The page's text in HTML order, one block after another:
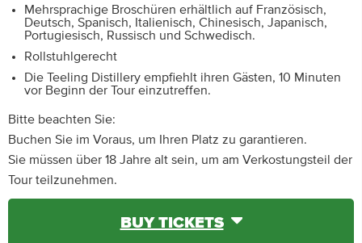
Mehrsprachige Broschüren erhältlich auf Französisch,
Deutsch, Spanisch, Italienisch, Chinesisch, Japanisch,
Portugiesisch, Russisch und Schwedisch.
Rollstuhlgerecht
Die Teeling Distillery empfiehlt ihren Gästen, 10 Minuten
vor Beginn der Tour einzutreffen.
Bitte beachten Sie:
Buchen Sie im Voraus, um Ihren Platz zu garantieren.
Sie müssen über 18 Jahre alt sein, um am Verkostungsteil der
Tour teilzunehmen.
BUY TICKETS